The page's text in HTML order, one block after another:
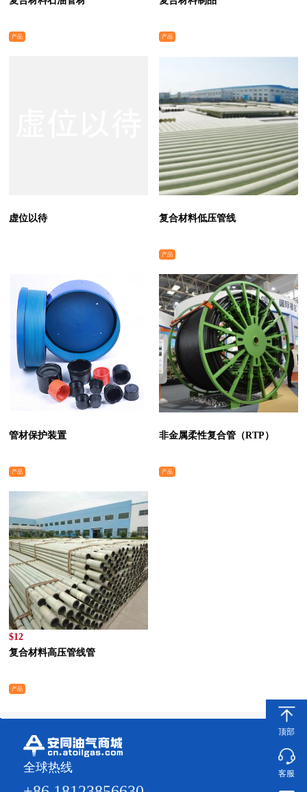
顶部
客服
产品 产品
虚位以待 复合材料低压管线
产品
管材保护装置
产品
非金属柔性复合管（RTP）
产品
$12
复合材料高压管线管
产品
全球热线